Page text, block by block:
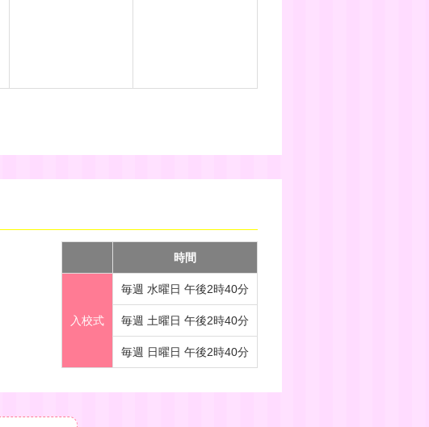
時間
入校式
毎週 水曜日 午後2時40分
毎週 土曜日 午後2時40分
毎週 日曜日 午後2時40分